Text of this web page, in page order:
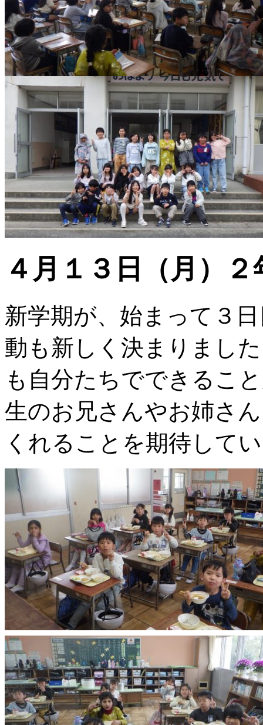
４月１３日（月）
新学期が、始まって３
動も新しく決まりまし
も自分たちでできるこ
生のお兄さんやお姉さ
くれることを期待して